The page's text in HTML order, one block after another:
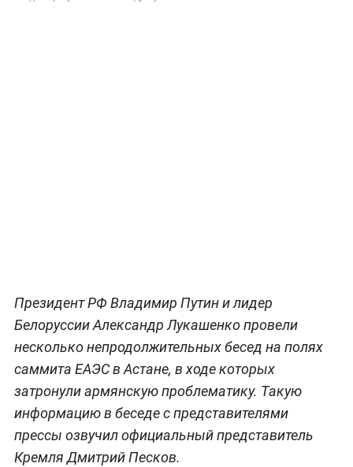
Президент РФ Владимир Путин и лидер
Белоруссии Александр Лукашенко провели
несколько непродолжительных бесед на полях
саммита ЕАЭС в Астане, в ходе которых
затронули армянскую проблематику. Такую
информацию в беседе с представителями
прессы озвучил официальный представитель
Кремля Дмитрий Песков.